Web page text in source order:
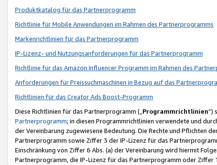
Produktkatalog für das Partnerprogramm
Richtlinie für Mobile Anwendungen im Rahmen des Partnerprogramms
Markenrichtlinien für das Partnerprogramm
IP-Lizenz- und Nutzungsanforderungen für das Partnerprogramm
Richtlinie für das Amazon Influencer Programm im Rahmen des
Anforderungen für Preissuchmaschinen in Bezug auf das
Richtlinien für das Creator Ads Boost-Programm
Diese Richtlinien für das Partnerprogramm („Programmrichtlinien“)
Partnerprogramm; in diesen Programmrichtlinien verwendete und
der Vereinbarung zugewiesene Bedeutung. Die Rechte und Pflichten
Partnerprogramm sowie Ziffer 3 der IP-Lizenz für das
Einschränkung von Ziffer 6 Abs. (a) der Vereinbarung wird hiermit
Partnerprogramm, die IP-Lizenz für das Partnerprogramm oder